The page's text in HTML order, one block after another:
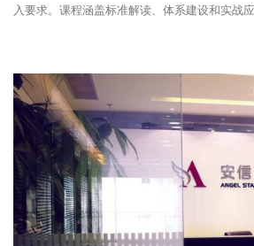
入要求。课程涵盖标准解读、体系建设和实战